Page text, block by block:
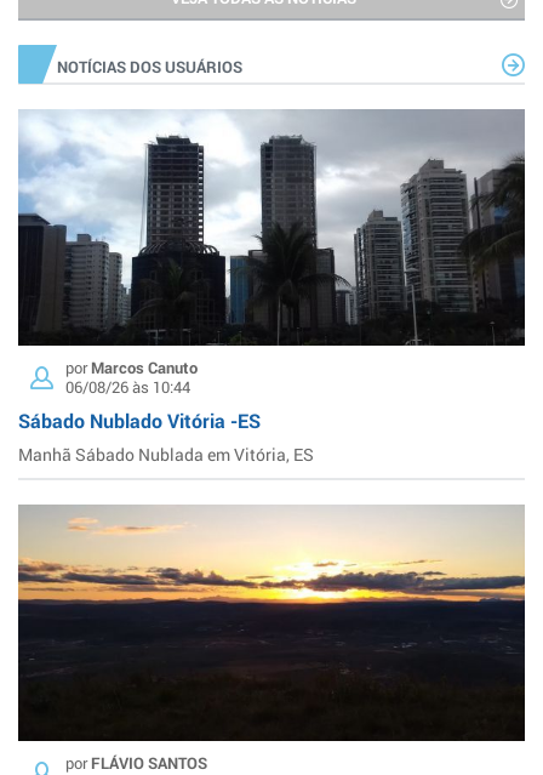
NOTÍCIAS DOS USUÁRIOS
porMarcos Canuto
06/08/26 às 10:44
Sábado Nublado Vitória -ES
Manhã Sábado Nublada em Vitória, ES
porFLÁVIO SANTOS